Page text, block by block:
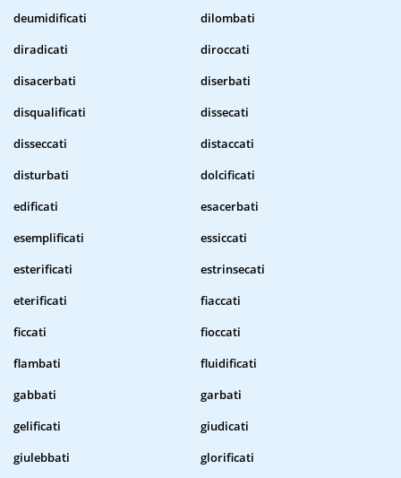
deumidificati
dilombati
diradicati
diroccati
disacerbati
diserbati
disqualificati
dissecati
disseccati
distaccati
disturbati
dolcificati
edificati
esacerbati
esemplificati
essiccati
esterificati
estrinsecati
eterificati
fiaccati
ficcati
fioccati
flambati
fluidificati
gabbati
garbati
gelificati
giudicati
giulebbati
glorificati